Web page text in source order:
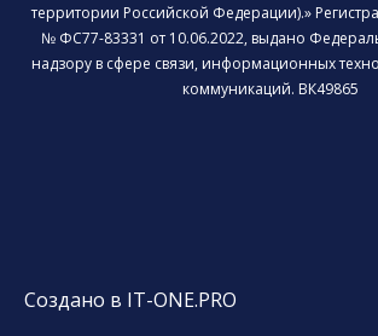
территории Российской Федерации).»
№ ФС77-83331 от 10.06.2022, выдано
надзору в сфере связи, информационных
коммуникаций. ВК49865
Создано в IT-ONE.PRO